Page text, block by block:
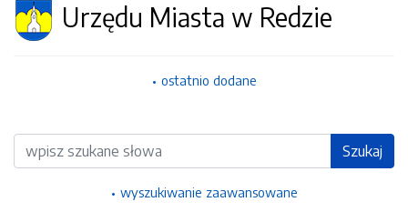
Urzędu Miasta w Redzie
ostatnio dodane
Wyszukiwarka Szukaj
wyszukiwanie zaawansowane